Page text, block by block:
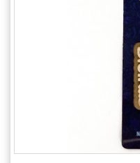
Ajándék Ötletek Férfiaknak